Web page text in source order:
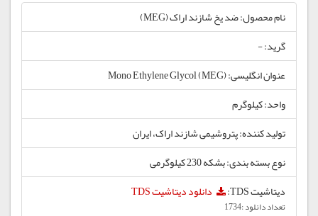
نام محصول: ضد یخ شازند اراک (MEG)
گرید: -
عنوان انگلیسی: Mono Ethylene Glycol (MEG)
واحد: کیلوگرم
تولید کننده: پتروشیمی شازند اراک، ایران
نوع بسته بندی: بشکه 230 کیلوگرمی
دیتاشیت TDS:
دانلود دیتاشیت TDS
تعداد دانلود :1734